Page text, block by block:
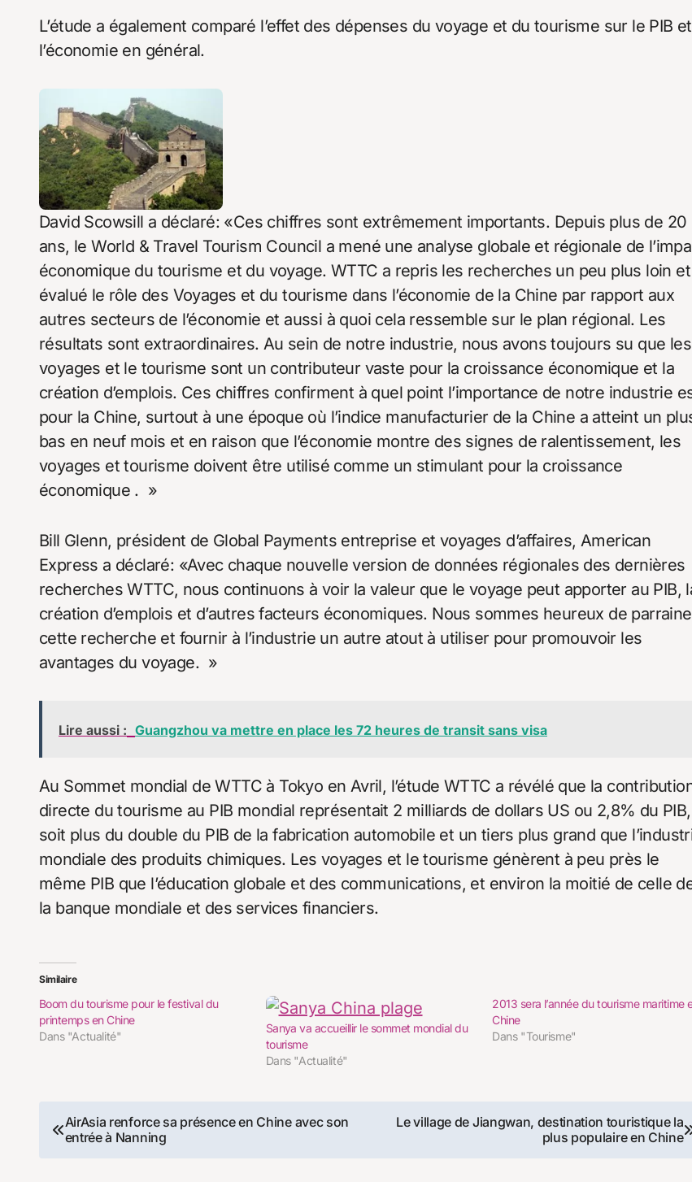
L’étude a également comparé l’effet des dépenses du voyage et du tourisme sur le PIB et
l’économie en général.
David Scowsill a déclaré: «Ces chiffres sont extrêmement importants. Depuis plus de 20
ans, le World & Travel Tourism Council a mené une analyse globale et régionale de
économique du tourisme et du voyage. WTTC a repris les recherches un peu plus loin
évalué le rôle des Voyages et du tourisme dans l’économie de la Chine par rapport aux
autres secteurs de l’économie et aussi à quoi cela ressemble sur le plan régional. Les
résultats sont extraordinaires. Au sein de notre industrie, nous avons toujours su que les
voyages et le tourisme sont un contributeur vaste pour la croissance économique et la
création d’emplois. Ces chiffres confirment à quel point l’importance de notre industrie
pour la Chine, surtout à une époque où l’indice manufacturier de la Chine a atteint un
bas en neuf mois et en raison que l’économie montre des signes de ralentissement, les
voyages et tourisme doivent être utilisé comme un stimulant pour la croissance
économique . »
Bill Glenn, président de Global Payments entreprise et voyages d’affaires, American
Express a déclaré: «Avec chaque nouvelle version de données régionales des dernières
recherches WTTC, nous continuons à voir la valeur que le voyage peut apporter au PIB,
création d’emplois et d’autres facteurs économiques. Nous sommes heureux de
cette recherche et fournir à l’industrie un autre atout à utiliser pour promouvoir les
avantages du voyage. »
Lire aussi : Guangzhou va mettre en place les 72 heures de transit sans visa
Au Sommet mondial de WTTC à Tokyo en Avril, l’étude WTTC a révélé que la
directe du tourisme au PIB mondial représentait 2 milliards de dollars US ou 2,8% du PIB,
soit plus du double du PIB de la fabrication automobile et un tiers plus grand que
mondiale des produits chimiques. Les voyages et le tourisme génèrent à peu près le
même PIB que l’éducation globale et des communications, et environ la moitié de celle
la banque mondiale et des services financiers.
Similaire
Boom du tourisme pour le festival du
printemps en Chine
Dans "Actualité"
Sanya va accueillir le sommet mondial du
tourisme
Dans "Actualité"
2013 sera l’année du tourisme maritime
Chine
Dans "Tourisme"
Navigation
de
AirAsia renforce sa présence en Chine avec son
entrée à Nanning
Le village de Jiangwan, destination touristique la
plus populaire en Chine